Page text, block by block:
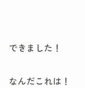
できました！
なんだこれは！